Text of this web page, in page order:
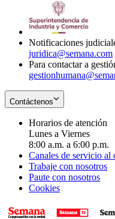
Notificaciones
juridica@semana.com
Para contactar a
Contáctenos
Horarios de atención
Lunes a Viernes
8:00 a.m. a 6:00 p.m.
Canales de servicio al
Trabaje con nosotros
Paute con nosotros
Cookies